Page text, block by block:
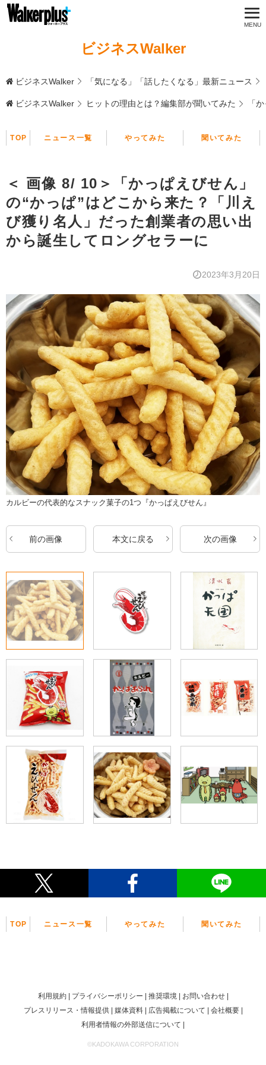
ビジネスWalker
ビジネスWalker 「気になる」「話したくなる」最新ニュース
ビジネスWalker ヒットの理由とは？編集部が聞いてみた 「
TOP ニュース一覧 やってみた 聞いてみた
＜ 画像 8/ 10＞「かっぱえびせん」
の“かっぱ”はどこから来た？「川え
び獲り名人」だった創業者の思い出
から誕生してロングセラーに
2023年3月20日
カルビーの代表的なスナック菓子の1つ『かっぱえびせん』
前の画像 本文に戻る 次の画像
TOP ニュース一覧 やってみた 聞いてみた
利用規約 プライバシーポリシー 推奨環境
お問い合わせ
プレスリリース・情報提供
媒体資料 広告掲載について
会社概要
利用者情報の外部送信について
©KADOKAWA CORPORATION